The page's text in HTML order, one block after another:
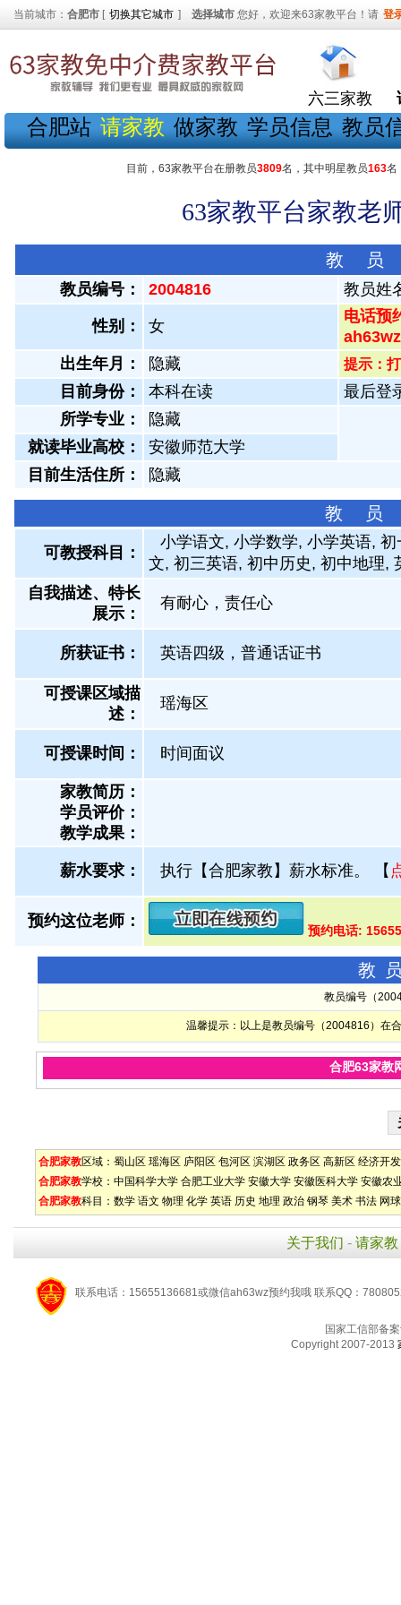
当前城市： 合肥市 [ 切换其它城市 ] 选择城市 您好，欢迎来63家教平台！请 登
六三家教
合肥站 请家教 做家教 学员信息 教员
目前，63家教平台在册教员3809名，其中明星教员163名
63家教平台家教老
教 员
教员编号： 2004816 教员姓
性别： 女
电话预
出生年月：
隐藏 提示：
目前身份： 本科在读
最后登
所学专业：
隐藏
就读毕业高校：
安徽师范大学
目前生活住所：
隐藏
教 员
可教授科目：
小学语文, 小学数学, 小学英语,
文, 初三英语, 初中历史, 初中地理,
自我描述、特长
展示 ：
有耐心，责任心
所获证书 ： 英语四级，普通话证书
可授课区域描
述：
瑶海区
可授课时间： 时间面议
家教简历：
学员评价：
教学成果：
薪水要求： 执行【合肥家教】薪水标准。 【
预约这位老师：
预约电话:
教
教员编号（
温馨提示：以上是教员编号（2004816）在
合肥63家教
合肥家教区域： 蜀山区 瑶海区 庐阳区 包河区 滨湖区 政务区 高新区 经济开
合肥家教学校： 中国科学大学 合肥工业大学 安徽大学 安徽医科大学 安徽农
合肥家教科目： 数学 语文 物理 化学 英语 历史 地理 政治 钢琴 美术 书法 网球
关于我们 - 请家教
联系电话：15655136681或微信ah63wz预约我哦 联系QQ：
国家工信部备
Copyright 2007-2013